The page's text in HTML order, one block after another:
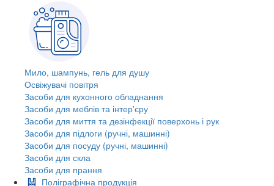
Мило, шампунь, гель для душу
Освіжувачі повітря
Засоби для кухонного обладнання
Засоби для меблів та інтер'єру
Засоби для миття та дезінфекції поверхонь і рук
Засоби для підлоги (ручні, машинні)
Засоби для посуду (ручні, машинні)
Засоби для скла
Засоби для прання
Поліграфічна продукція